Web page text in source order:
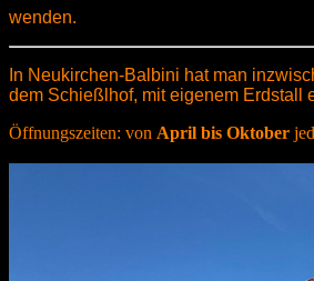
wenden.
In Neukirchen-Balbini hat man
dem Schießlhof, mit eigenem Erdstall
Öffnungszeiten: von April bis Oktober